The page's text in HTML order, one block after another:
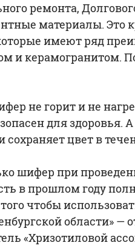
ремонта,
материалы. Это
имеют ряд
и керамогранитом.
не горит и не
для здоровья.
цвет в
шифер при
в прошлом году
чтобы
области» —
«Хризотиловой